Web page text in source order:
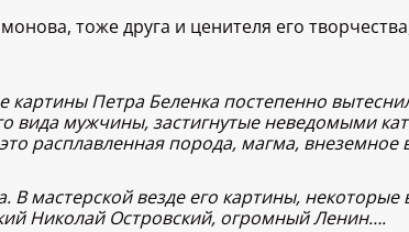
тоже друга и ценителя его
картины Петра Беленка постепенно
мужчины, застигнутые неведомыми
расплавленная порода, магма,
В мастерской везде его картины,
Николай Островский, огромный Ленин….